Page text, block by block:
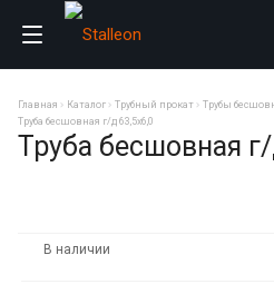
Главная Каталог Трубный прокат
Трубы
Труба бесшовная г/д 63,5х6,0
Труба бесшовная
В наличии